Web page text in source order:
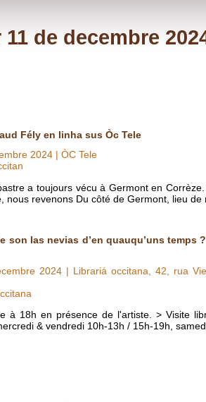
de decembre
Fély en linha sus Òc Tele
2024 | ÒC Tele
a toujours vécu à Germont en
nous revenons Du côté de Germont, lieu
son las nevias d’en quauqu’uns temps
2024| Librariá occitana, 42, rua
à 18h en présence de l'artiste. > Visite
& vendredi 10h-13h / 15h-19h,